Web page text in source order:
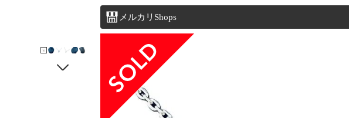
メルカリShops